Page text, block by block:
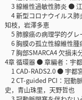
3 線維性過敏性肺炎 ●
4 新型コロナウイルス肺
知枝，岩澤多恵
5 肺腺癌の病理学的グ
6 胸膜の孤立性線維性
7 胸部SMARCA4 欠損
4章 循環器 ● 章編者：宇
1 CAD-RADS2.0 ● 宇都
2 CT-guided PCI：冠動
史，青山珠里，天野哲也